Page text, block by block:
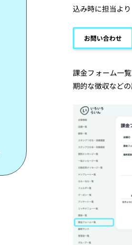
込み時に担当よ
お問い合わせ
課金フォーム一
期的な徴収など